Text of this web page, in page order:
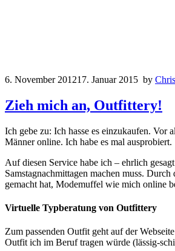
6. November 201217. Januar 2015 by
Zieh mich an, Outfittery!
Ich gebe zu: Ich hasse es einzukaufen.
Männer online. Ich habe es mal ausprobiert.
Auf diesen Service habe ich – ehrlich
Samstagnachmittagen machen muss. Durch
gemacht hat, Modemuffel wie mich online
Virtuelle Typberatung von Outfittery
Zum passenden Outfit geht auf der
Outfit ich im Beruf tragen würde (lässig-